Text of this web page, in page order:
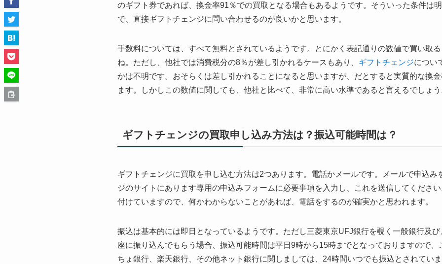
のギフト券であれば、換金率91％での買取となる場合もあるようです。そういった条件は
で、直接ギフトチェンジに問い合わせるのが良いかと思います。
手数料については、すべて無料とされているようです。とにかく表記通りの数値で買い取
ね。ただし、他社では消費税分の8％が差し引かれるケースもあり、 ギフトチェンジについ
かは不明です。おそらくは差し引かれることになると思いますが、だとすると実質的な換
ます。しかしこの数値に関しても、他社と比べて、非常に高い水準であると言えるでしょ
ギフトチェンジの買取申し込み方法は？振込可能時間は？
ギフトチェンジに買取を申し込む方法は2つあります。電話かメールです。メールで申込み
ジのサイトにあります専用の申込みフォームに必要事項を入力し、これを送信してくださ
付けていますので、何かわからないことがあれば、電話をするのが確実かと思われます。
振込は基本的には即日となっているようです。ただし三菱東京UFJ銀行を覗く一般銀行及び
座に振り込んでもらう場合、振込可能時間は平日9時から15時までとなっておりますので
ちょ銀行、楽天銀行、その他ネット銀行に関しましては、24時間いつでも振込とされてい